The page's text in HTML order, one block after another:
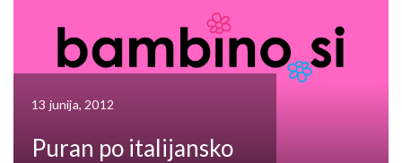
13 junija, 2012
Puran po italijansko